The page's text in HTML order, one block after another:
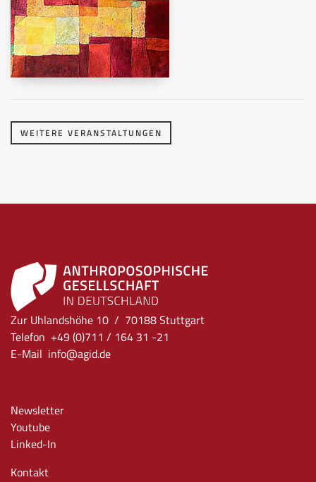
WEITERE VERANSTALTUNGEN
Zur Uhlandshöhe 10 / 70188 Stuttgart
Telefon +49 (0)711 / 164 31 -21
E-Mail info@agid.de
Newsletter
Youtube
Linked-In
Kontakt